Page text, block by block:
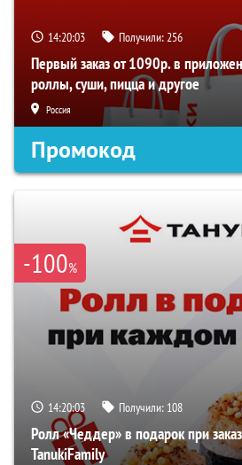
14:20:02 Получили:256
Первый заказ от 1090р. в
роллы, суши, пицца и другое
Россия
Промокод
-100%
14:20:02 Получили: 108
Ролл «Чеддер» в подарок при
TanukiFamily